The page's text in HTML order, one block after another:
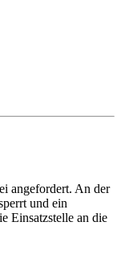
angefordert. An der
und ein
Einsatzstelle an die